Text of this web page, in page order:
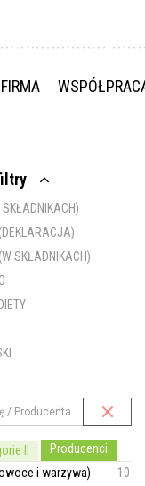
FIRMA
SKŁADNIKACH)
SKŁADNIKACH)
II
Producenci
10
owoce i warzywa)